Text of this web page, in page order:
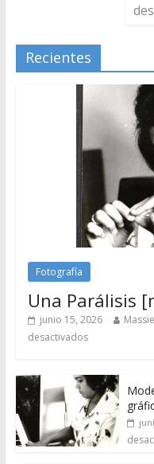
Recientes
Fotografía
Una Parálisis
junio 15, 2026
desactivados